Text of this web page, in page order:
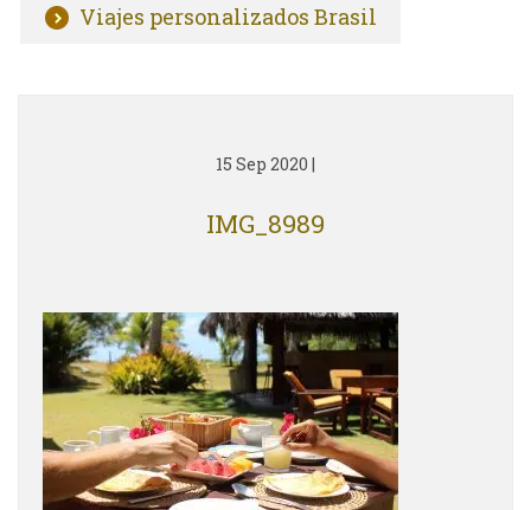
Viajes personalizados Brasil
15 Sep 2020 |
IMG_8989